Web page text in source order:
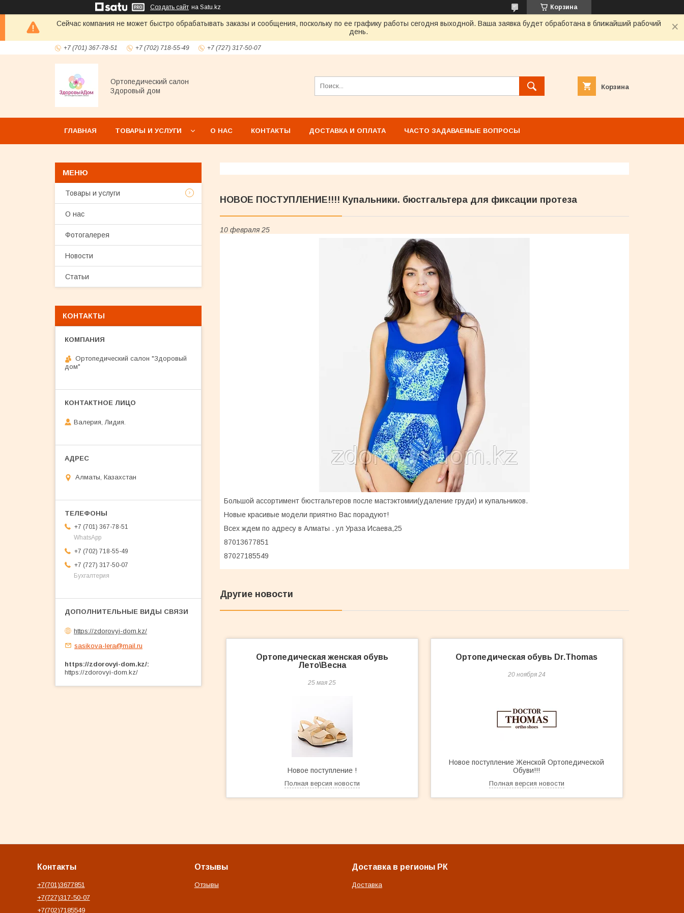
Создать сайт на Satu.kz Корзина
Сейчас компания не может быстро обрабатывать заказы и сообщения, поскольку по ее графику работы сегодня выходной. Ваша заявка будет обработана в ближайший рабочий
день.
+7 (701) 367-78-51 +7 (702) 718-55-49 +7 (727) 317-50-07
Ортопедический салон
Здоровый дом
Корзина
ГЛАВНАЯ ТОВАРЫ И УСЛУГИ О НАС КОНТАКТЫ ДОСТАВКА И ОПЛАТА ЧАСТО ЗАДАВАЕМЫЕ ВОПРОСЫ
НОВОЕ ПОСТУПЛЕНИЕ!!!! Купальники. бюстгальтера для фиксации протеза
10 февраля 25
Большой ассортимент бюстгальтеров после мастэктомии(удаление груди) и купальников.
Новые красивые модели приятно Вас порадуют!
Всех ждем по адресу в Алматы . ул Ураза Исаева,25
87013677851
87027185549
Другие новости
Ортопедическая женская обувь
Лето\Весна
25 мая 25
Новое поступление !
Полная версия новости
Ортопедическая обувь Dr.Thomas
20 ноября 24
Новое поступление Женской Ортопедической
Обуви!!!
Полная версия новости
Товары и услуги
О нас
Фотогалерея
Новости
Статьи
КОНТАКТЫ
Ортопедический салон "Здоровый
дом"
Валерия, Лидия.
Алматы, Казахстан
+7 (701) 367-78-51
WhatsApp
+7 (702) 718-55-49
+7 (727) 317-50-07
Бухгалтерия
https://zdorovyi-dom.kz/
sasikova-lera@mail.ru
https://zdorovyi-dom.kz/
https://zdorovyi-dom.kz/
Контакты
+7(701)3677851
+7(727)317-50-07
+7(702)7185549
Отзывы
Отзывы
Доставка в регионы РК
Доставка